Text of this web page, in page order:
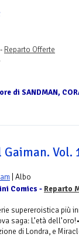
Reparto Offerte
di SANDMAN,
Vol.
| Albo
Comics - Reparto
supereroistica più
saga: L’età
di Londra, e